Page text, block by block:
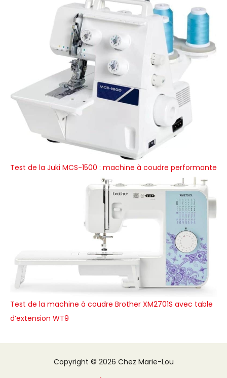
Test de la Juki MCS-1500 : machine à coudre performante
Test de la machine à coudre Brother XM2701S avec table
d’extension WT9
Copyright © 2026 Chez Marie-Lou